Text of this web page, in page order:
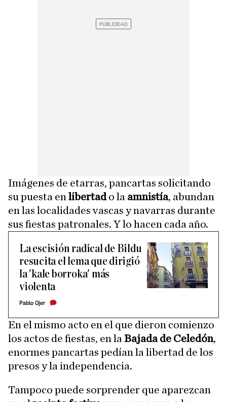
Imágenes de etarras, pancartas solicitando
su puesta en libertado la amnistía, abundan
en las localidades vascas y navarras durante
sus fiestas patronales. Y lo hacen cada año.
La escisión radical de Bildu
resucita el lema que dirigió
la 'kale borroka' más
violenta
Pablo Ojer
En el mismo acto en el que dieron comienzo
los actos de fiestas, en la Bajada de Celedón,
enormes pancartas pedían la libertad de los
presos y la independencia.
Tampoco puede sorprender que aparezcan